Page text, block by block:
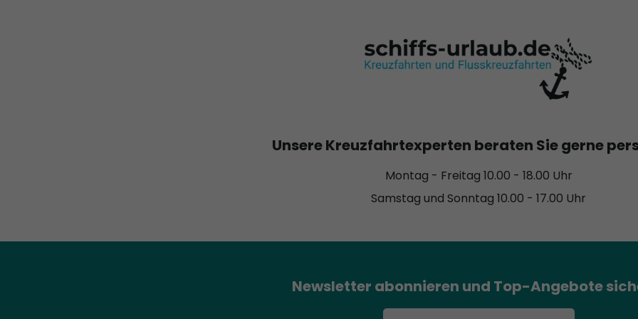
Unsere Kreuzfahrtexperten beraten Sie gerne
Montag - Freitag 10.00 - 18.00 Uhr
Samstag und Sonntag 10.00 - 17.00 Uhr
Newsletter abonnieren und Top-Angebote